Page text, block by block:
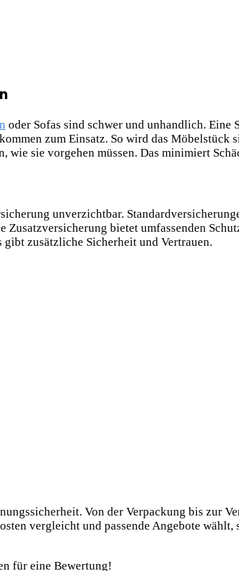
oder Sofas sind schwer und unhandlich. Eine
zum Einsatz. So wird das Möbelstück
wie sie vorgehen müssen. Das minimiert
unverzichtbar.
bietet umfassenden
zusätzliche Sicherheit und Vertrauen.
Von der Verpackung bis zur
vergleicht und passende Angebote wählt,
für eine Bewertung!